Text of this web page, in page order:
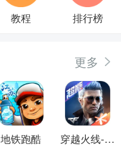
教程 排行榜
更多
地铁跑酷 穿越火线-枪战王者